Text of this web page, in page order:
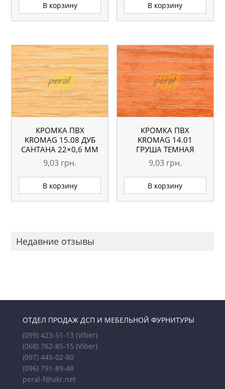
В корзину В корзину
КРОМКА ПВХ
KROMAG 15.08 ДУБ
САНТАНА 22×0,6 ММ
9,03 грн.
В корзину
КРОМКА ПВХ
KROMAG 14.01
ГРУША ТЕМНАЯ
22×0,6 ММ
9,03 грн.
В корзину
Недавние отзывы
ОТДЕЛ ПРОДАЖ ДСП И МЕБЕЛЬНОЙ ФУРНИТУРЫ
(099) 423-51-13 (Viber)
(068) 762-85-15 (Viber)
(097) 445-02-80
(096) 791-89-48
peral-f@ukr.net